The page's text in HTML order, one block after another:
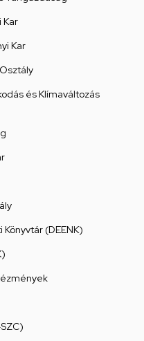
Kar
és Klímaváltozás
(DEENK)